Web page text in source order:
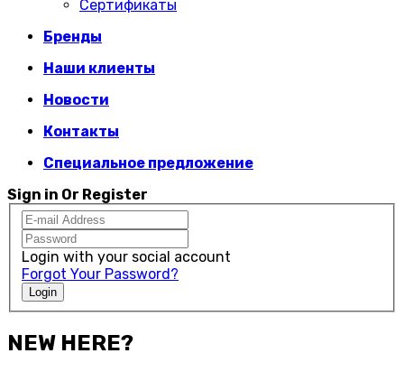
Сертификаты
Бренды
Наши клиенты
Новости
Контакты
Специальное предложение
Sign in Or Register
Login with your social account
Forgot Your Password?
Login
NEW HERE?